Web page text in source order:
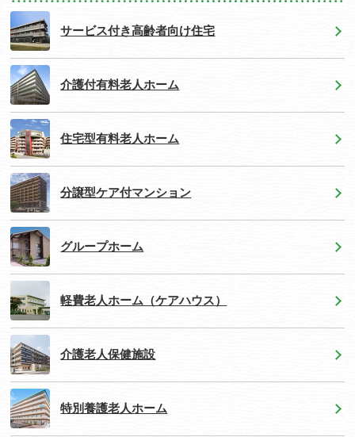
サービス付き高齢者向け住宅
介護付有料老人ホーム
住宅型有料老人ホーム
分譲型ケア付マンション
グループホーム
軽費老人ホーム（ケアハウス）
介護老人保健施設
特別養護老人ホーム